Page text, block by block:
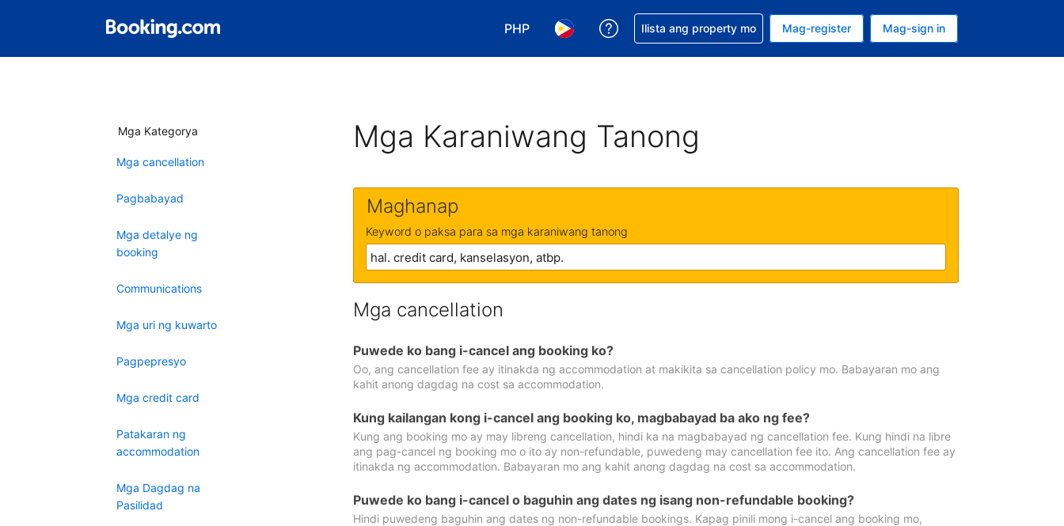
PHP
Pumili ng currency mo. PHP ang currency mo ngayon
Pumili ng wika mo. Filipino ang wika mo ngayon
Makakuha ng tulong sa reservation mo
Ilista ang property mo Mag-register Mag-sign in
Mga Kategorya
Mga cancellation
Pagbabayad
Mga detalye ng
booking
Communications
Mga uri ng kuwarto
Pagpepresyo
Mga credit card
Patakaran ng
accommodation
Mga Dagdag na
Pasilidad
Mga Karaniwang Tanong
Maghanap
Keyword o paksa para sa mga karaniwang tanong
Mga cancellation
Puwede ko bang i-cancel ang booking ko?
Oo, ang cancellation fee ay itinakda ng accommodation at makikita sa cancellation policy mo. Babayaran mo ang
kahit anong dagdag na cost sa accommodation.
Kung kailangan kong i-cancel ang booking ko, magbabayad ba ako ng fee?
Kung ang booking mo ay may libreng cancellation, hindi ka na magbabayad ng cancellation fee. Kung hindi na libre
ang pag-cancel ng booking mo o ito ay non-refundable, puwedeng may cancellation fee ito. Ang cancellation fee ay
itinakda ng accommodation. Babayaran mo ang kahit anong dagdag na cost sa accommodation.
Puwede ko bang i-cancel o baguhin ang dates ng isang non-refundable booking?
Hindi puwedeng baguhin ang dates ng non-refundable bookings. Kapag pinili mong i-cancel ang booking mo,